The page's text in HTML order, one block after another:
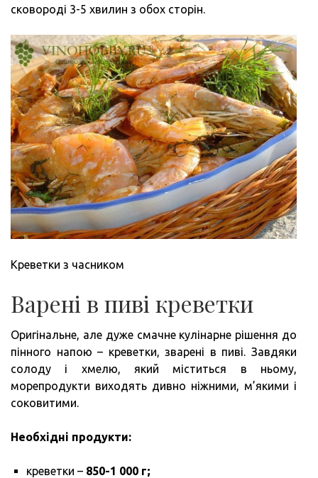
сковороді 3-5 хвилин з обох сторін.
Креветки з часником
Варені в пиві креветки
Оригінальне, але дуже смачне кулінарне рішення до
пінного напою – креветки, зварені в пиві. Завдяки
солоду і хмелю, який міститься в ньому,
морепродукти виходять дивно ніжними, м’якими і
соковитими.
Необхідні продукти:
креветки – 850-1 000 г;